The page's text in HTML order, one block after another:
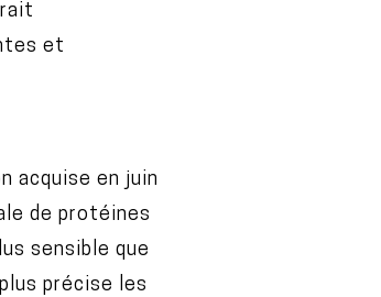
et
acquise en juin
de protéines
sensible que
précise les